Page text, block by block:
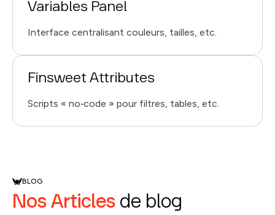
Variables Panel
Interface centralisant couleurs, tailles, etc.
Finsweet Attributes
Scripts « no‑code » pour filtres, tables, etc.
BLOG
Nos Articles de blog